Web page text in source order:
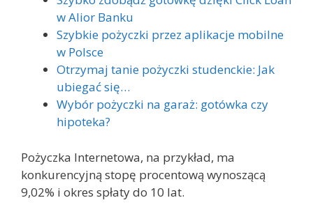
w Alior Banku
Szybkie pożyczki przez aplikacje mobilne
w Polsce
Otrzymaj tanie pożyczki studenckie: Jak
ubiegać się…
Wybór pożyczki na garaż: gotówka czy
hipoteka?
Pożyczka Internetowa, na przykład, ma
konkurencyjną stopę procentową wynoszącą
9,02% i okres spłaty do 10 lat.